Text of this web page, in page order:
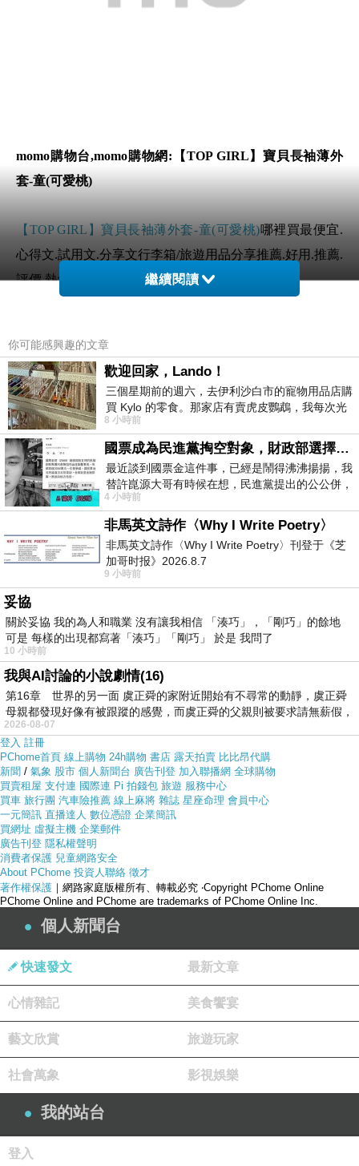
momo購物台,momo購物網:【TOP GIRL】寶貝長袖薄外
套-童(可愛桃)
【TOP GIRL】寶貝長袖薄外套-童(可愛桃)哪裡買最便宜.
心得文.試用文.分享文行李箱/旅遊用品分享推薦.好用.推薦.
評價.熱銷.開箱文.優缺點比較
童(可愛桃)覺得很心動而且正打算買
袖薄外套-童(可愛桃)
但是我想【TOP GIRL】寶貝長袖薄外套-童(可愛桃)
上買應該會比較便宜，【TOP GIRL】寶貝長袖薄外套-童
(可愛桃)而且24小時都能買，上網慢慢挑選，不用等店家
開門也不用看店員臉色
各大網路購物網為求有好業績都無所不用其極。因為momo
都有送300元或是500元的折價卷!所以我建議可以上momo
購物網來購買(
產品網址
繼續閱讀
你可能感興趣的文章
歡迎回家，Lando！
三個星期前的週六，去伊利沙白市的寵物用品店購
買 Kylo 的零食。那家店有賣虎皮鸚鵡，我每次光
顧都會去看一下。他們偶爾會引進 C
8 小時前
國票成為民進黨掏空對象，財政部選擇性失憶
最近談到國票金這件事，已經是鬧得沸沸揚揚，我
替許崑源大哥有時候在想，民進黨提出的公公併，
其實就是想要國庫通黨庫，鬧出最大的醜
4 小時前
非馬英文詩作〈Why I Write Poetry〉
非馬英文詩作〈Why I Write Poetry〉刊登于《芝
加哥时报》2026.8.7
9 小時前
妥協
關於妥協 我的為人和職業 沒有讓我相信 「湊巧」，「剛巧」的餘地
可是 每樣的出現都寫著「湊巧」「剛巧」 於是 我問了
10 小時前
我與AI討論的小說劇情(16)
第16章 世界的另一面 虞正舜的家附近開始有不尋常的動靜，虞正舜
母親都發現好像有被跟蹤的感覺，而虞正舜的父親則被要求請無薪假，
2026-08-07
登入 註冊
PChome首頁 線上購物 24h購物 書店 露天拍賣 比比昂代購
新聞 / 氣象 股市 個人新聞台 廣告刊登 加入聯播網 全球購物
買賣租屋 支付連 國際連 Pi 拍錢包 旅遊 服務中心
買車 旅行團 汽車險推薦 線上麻將 雜誌 星座命理 會員中心
一元簡訊 直播達人 數位憑證 企業簡訊
買網址 虛擬主機 企業郵件
廣告刊登 隱私權聲明
消費者保護 兒童網路安全
About PChome 投資人聯絡 徵才
著作權保護 ｜網路家庭版權所有、轉載必究 ‧Copyright PChome Online
PChome Online and PChome are trademarks of PChome Online Inc.
個人新聞台
快速發文 最新文章
心情雜記 美食饗宴
藝文欣賞 旅遊玩家
社會萬象 影視娛樂
我的站台
登入